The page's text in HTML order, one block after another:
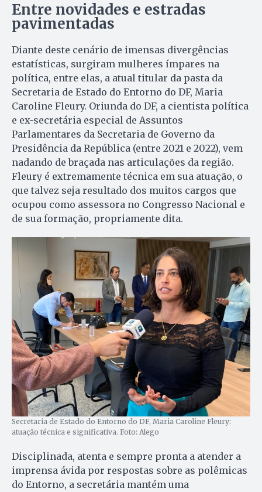
Entre novidades e estradas
pavimentadas
Diante deste cenário de imensas divergências
estatísticas, surgiram mulheres ímpares na
política, entre elas, a atual titular da pasta da
Secretaria de Estado do Entorno do DF, Maria
Caroline Fleury. Oriunda do DF, a cientista política
e ex-secretária especial de Assuntos
Parlamentares da Secretaria de Governo da
Presidência da República (entre 2021 e 2022), vem
nadando de braçada nas articulações da região.
Fleury é extremamente técnica em sua atuação, o
que talvez seja resultado dos muitos cargos que
ocupou como assessora no Congresso Nacional e
de sua formação, propriamente dita.
Secretaria de Estado do Entorno do DF, Maria Caroline Fleury:
atuação técnica e significativa. Foto: Alego
Disciplinada, atenta e sempre pronta a atender a
imprensa ávida por respostas sobre as polêmicas
do Entorno, a secretária mantém uma